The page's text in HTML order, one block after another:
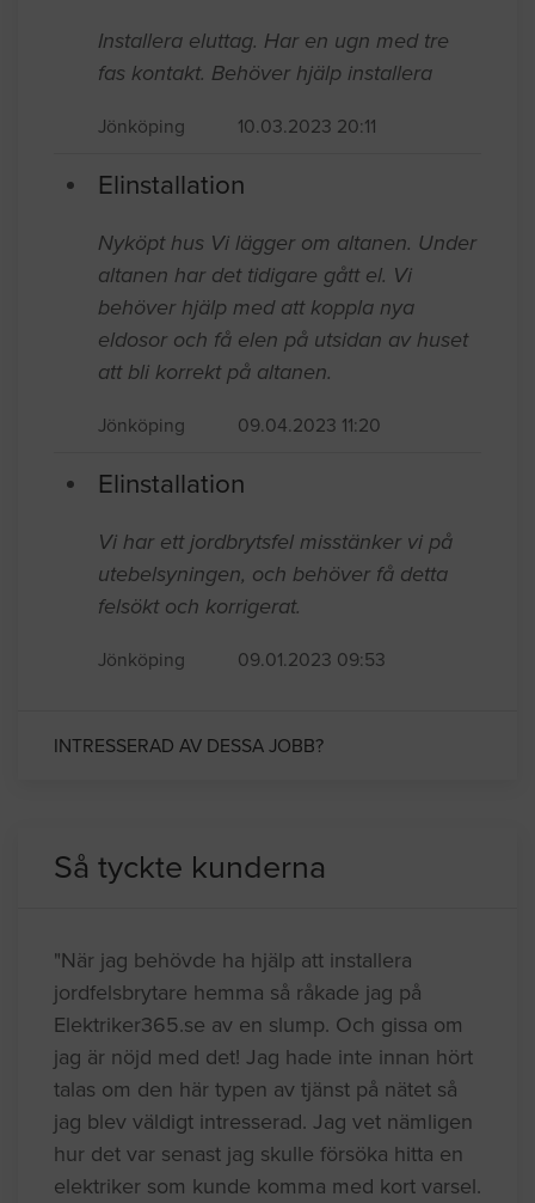
Installera eluttag. Har en ugn med tre
fas kontakt. Behöver hjälp installera
Jönköping 10.03.2023 20:11
Elinstallation
Nyköpt hus Vi lägger om altanen. Under
altanen har det tidigare gått el. Vi
behöver hjälp med att koppla nya
eldosor och få elen på utsidan av huset
att bli korrekt på altanen.
Jönköping 09.04.2023 11:20
Elinstallation
Vi har ett jordbrytsfel misstänker vi på
utebelsyningen, och behöver få detta
felsökt och korrigerat.
Jönköping 09.01.2023 09:53
INTRESSERAD AV DESSA JOBB?
Så tyckte kunderna
"När jag behövde ha hjälp att installera
jordfelsbrytare hemma så råkade jag på
Elektriker365.se av en slump. Och gissa om
jag är nöjd med det! Jag hade inte innan hört
talas om den här typen av tjänst på nätet så
jag blev väldigt intresserad. Jag vet nämligen
hur det var senast jag skulle försöka hitta en
elektriker som kunde komma med kort varsel.